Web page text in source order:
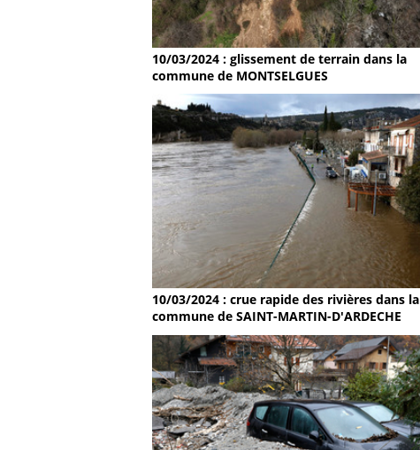
10/03/2024 : glissement de terrain dans la
commune de MONTSELGUES
10/03/2024 : crue rapide des rivières dans la
commune de SAINT-MARTIN-D'ARDECHE